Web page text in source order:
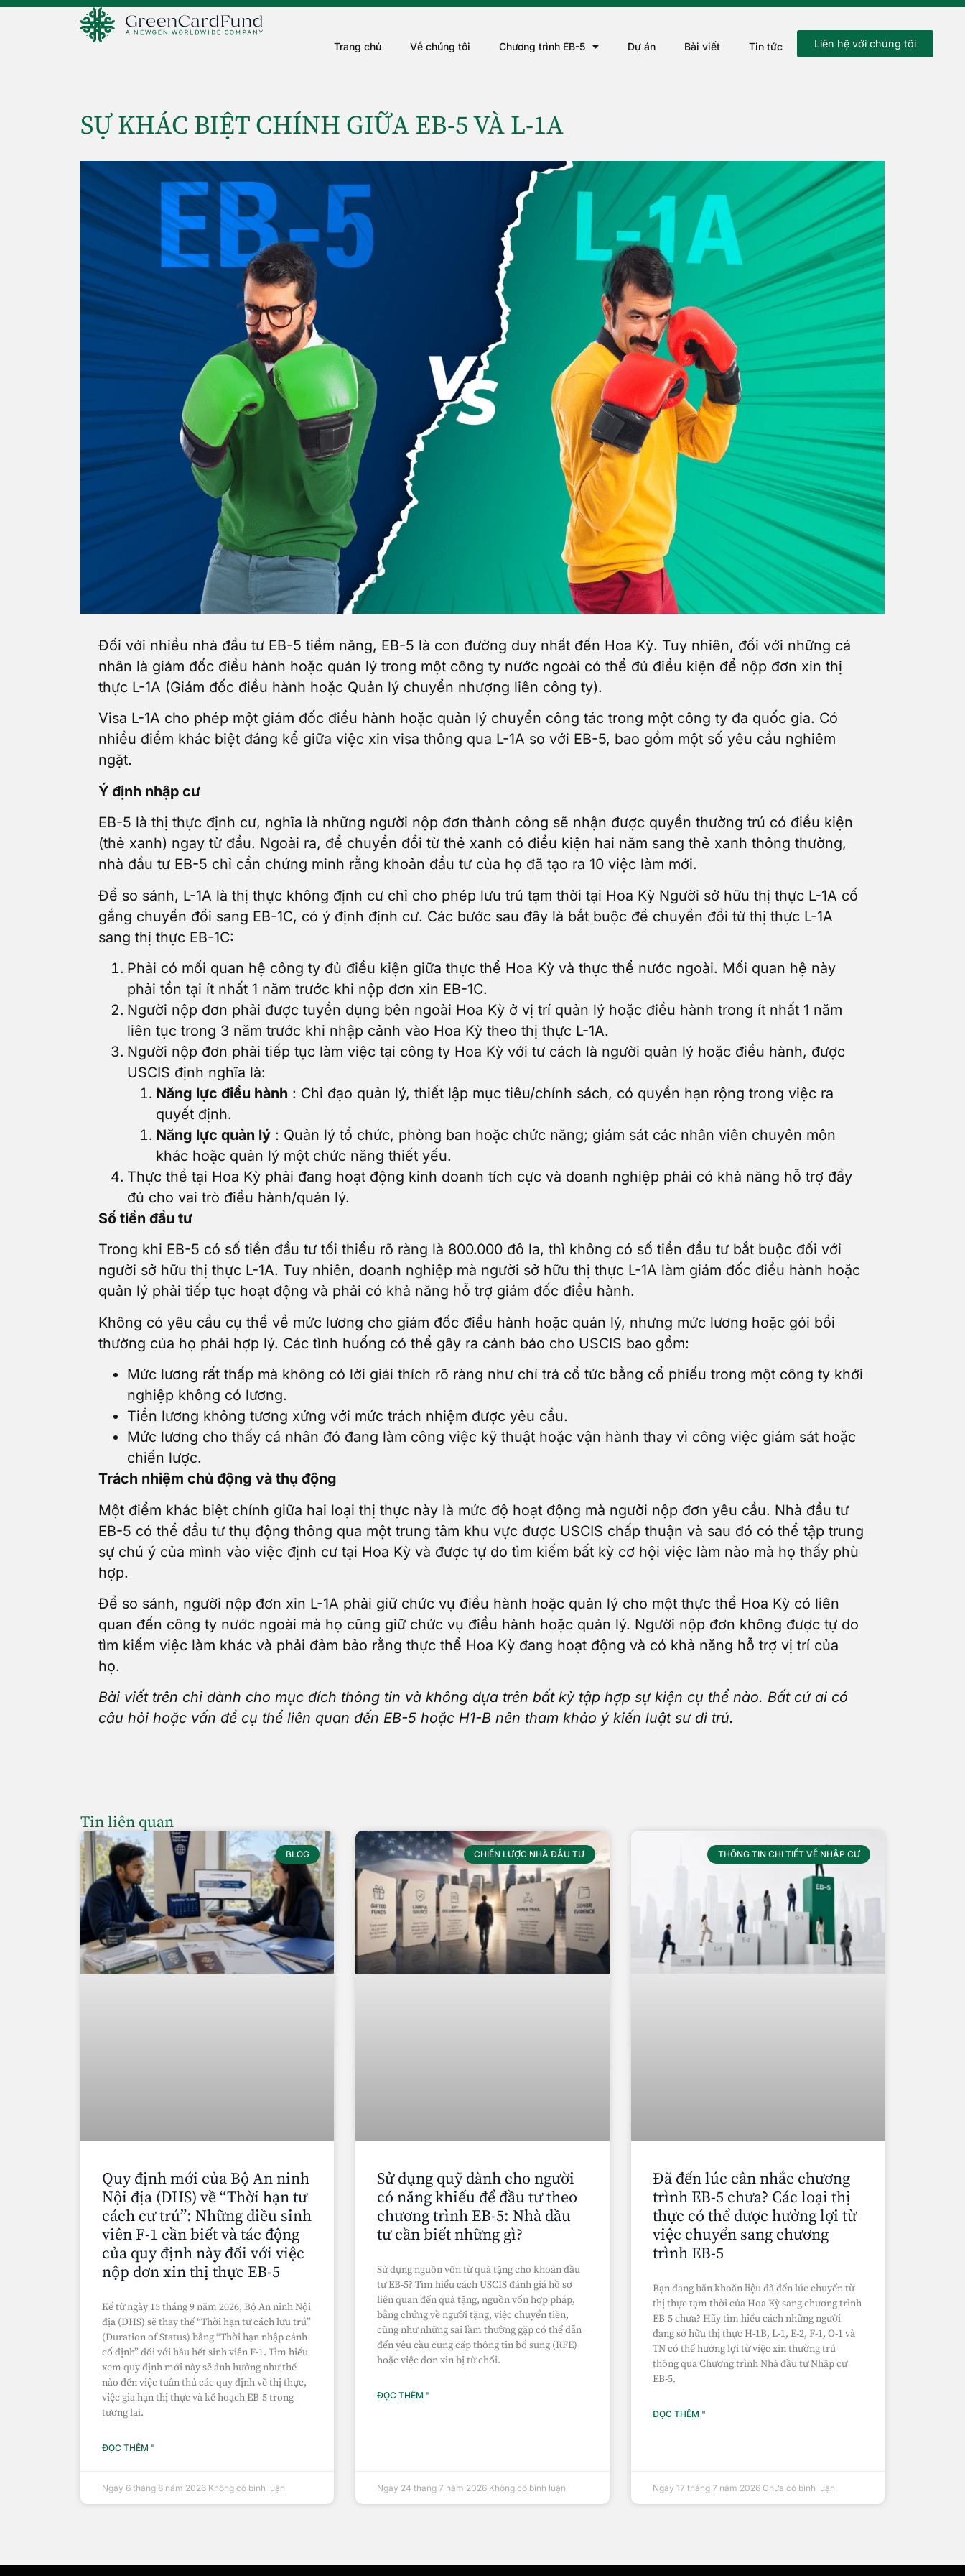
Trang chủ Về chúng tôi Chương trình EB-5 Dự án Bài viết Tin tức Liên hệ với chúng tôi
SỰ KHÁC BIỆT CHÍNH GIỮA EB-5 VÀ L-1A
Đối với nhiều nhà đầu tư EB-5 tiềm năng, EB-5 là con đường duy nhất đến Hoa Kỳ. Tuy nhiên, đối với những cá
nhân là giám đốc điều hành hoặc quản lý trong một công ty nước ngoài có thể đủ điều kiện để nộp đơn xin thị
thực L-1A (Giám đốc điều hành hoặc Quản lý chuyển nhượng liên công ty).
Visa L-1A cho phép một giám đốc điều hành hoặc quản lý chuyển công tác trong một công ty đa quốc gia. Có
nhiều điểm khác biệt đáng kể giữa việc xin visa thông qua L-1A so với EB-5, bao gồm một số yêu cầu nghiêm
ngặt.
Ý định nhập cư
EB-5 là thị thực định cư, nghĩa là những người nộp đơn thành công sẽ nhận được quyền thường trú có điều kiện
(thẻ xanh) ngay từ đầu. Ngoài ra, để chuyển đổi từ thẻ xanh có điều kiện hai năm sang thẻ xanh thông thường,
nhà đầu tư EB-5 chỉ cần chứng minh rằng khoản đầu tư của họ đã tạo ra 10 việc làm mới.
Để so sánh, L-1A là thị thực không định cư chỉ cho phép lưu trú tạm thời tại Hoa Kỳ Người sở hữu thị thực L-1A cố
gắng chuyển đổi sang EB-1C, có ý định định cư. Các bước sau đây là bắt buộc để chuyển đổi từ thị thực L-1A
sang thị thực EB-1C:
Phải có mối quan hệ công ty đủ điều kiện giữa thực thể Hoa Kỳ và thực thể nước ngoài. Mối quan hệ này
phải tồn tại ít nhất 1 năm trước khi nộp đơn xin EB-1C.
Người nộp đơn phải được tuyển dụng bên ngoài Hoa Kỳ ở vị trí quản lý hoặc điều hành trong ít nhất 1 năm
liên tục trong 3 năm trước khi nhập cảnh vào Hoa Kỳ theo thị thực L-1A.
Người nộp đơn phải tiếp tục làm việc tại công ty Hoa Kỳ với tư cách là người quản lý hoặc điều hành, được
USCIS định nghĩa là:
Năng lực điều hành : Chỉ đạo quản lý, thiết lập mục tiêu/chính sách, có quyền hạn rộng trong việc ra
quyết định.
Năng lực quản lý : Quản lý tổ chức, phòng ban hoặc chức năng; giám sát các nhân viên chuyên môn
khác hoặc quản lý một chức năng thiết yếu.
Thực thể tại Hoa Kỳ phải đang hoạt động kinh doanh tích cực và doanh nghiệp phải có khả năng hỗ trợ đầy
đủ cho vai trò điều hành/quản lý.
Số tiền đầu tư
Trong khi EB-5 có số tiền đầu tư tối thiểu rõ ràng là 800.000 đô la, thì không có số tiền đầu tư bắt buộc đối với
người sở hữu thị thực L-1A. Tuy nhiên, doanh nghiệp mà người sở hữu thị thực L-1A làm giám đốc điều hành hoặc
quản lý phải tiếp tục hoạt động và phải có khả năng hỗ trợ giám đốc điều hành.
Không có yêu cầu cụ thể về mức lương cho giám đốc điều hành hoặc quản lý, nhưng mức lương hoặc gói bồi
thường của họ phải hợp lý. Các tình huống có thể gây ra cảnh báo cho USCIS bao gồm:
Mức lương rất thấp mà không có lời giải thích rõ ràng như chỉ trả cổ tức bằng cổ phiếu trong một công ty khởi
nghiệp không có lương.
Tiền lương không tương xứng với mức trách nhiệm được yêu cầu.
Mức lương cho thấy cá nhân đó đang làm công việc kỹ thuật hoặc vận hành thay vì công việc giám sát hoặc
chiến lược.
Trách nhiệm chủ động và thụ động
Một điểm khác biệt chính giữa hai loại thị thực này là mức độ hoạt động mà người nộp đơn yêu cầu. Nhà đầu tư
EB-5 có thể đầu tư thụ động thông qua một trung tâm khu vực được USCIS chấp thuận và sau đó có thể tập trung
sự chú ý của mình vào việc định cư tại Hoa Kỳ và được tự do tìm kiếm bất kỳ cơ hội việc làm nào mà họ thấy phù
hợp.
Để so sánh, người nộp đơn xin L-1A phải giữ chức vụ điều hành hoặc quản lý cho một thực thể Hoa Kỳ có liên
quan đến công ty nước ngoài mà họ cũng giữ chức vụ điều hành hoặc quản lý. Người nộp đơn không được tự do
tìm kiếm việc làm khác và phải đảm bảo rằng thực thể Hoa Kỳ đang hoạt động và có khả năng hỗ trợ vị trí của
họ.
Bài viết trên chỉ dành cho mục đích thông tin và không dựa trên bất kỳ tập hợp sự kiện cụ thể nào. Bất cứ ai có
câu hỏi hoặc vấn đề cụ thể liên quan đến EB-5 hoặc H1-B nên tham khảo ý kiến luật sư di trú.
Tin liên quan
BLOG
Quy định mới của Bộ An ninh
Nội địa (DHS) về “Thời hạn tư
cách cư trú”: Những điều sinh
viên F-1 cần biết và tác động
của quy định này đối với việc
nộp đơn xin thị thực EB-5
Kể từ ngày 15 tháng 9 năm 2026, Bộ An ninh Nội
địa (DHS) sẽ thay thế “Thời hạn tư cách lưu trú”
(Duration of Status) bằng “Thời hạn nhập cảnh
cố định” đối với hầu hết sinh viên F-1. Tìm hiểu
xem quy định mới này sẽ ảnh hưởng như thế
nào đến việc tuân thủ các quy định về thị thực,
việc gia hạn thị thực và kế hoạch EB-5 trong
tương lai.
ĐỌC THÊM "
Ngày 6 tháng 8 năm 2026 Không có bình luận
CHIẾN LƯỢC NHÀ ĐẦU TƯ
Sử dụng quỹ dành cho người
có năng khiếu để đầu tư theo
chương trình EB-5: Nhà đầu
tư cần biết những gì?
Sử dụng nguồn vốn từ quà tặng cho khoản đầu
tư EB-5? Tìm hiểu cách USCIS đánh giá hồ sơ
liên quan đến quà tặng, nguồn vốn hợp pháp,
bằng chứng về người tặng, việc chuyển tiền,
cũng như những sai lầm thường gặp có thể dẫn
đến yêu cầu cung cấp thông tin bổ sung (RFE)
hoặc việc đơn xin bị từ chối.
ĐỌC THÊM "
Ngày 24 tháng 7 năm 2026 Không có bình luận
THÔNG TIN CHI TIẾT VỀ NHẬP CƯ
Đã đến lúc cân nhắc chương
trình EB-5 chưa? Các loại thị
thực có thể được hưởng lợi từ
việc chuyển sang chương
trình EB-5
Bạn đang băn khoăn liệu đã đến lúc chuyển từ
thị thực tạm thời của Hoa Kỳ sang chương trình
EB-5 chưa? Hãy tìm hiểu cách những người
đang sở hữu thị thực H-1B, L-1, E-2, F-1, O-1 và
TN có thể hưởng lợi từ việc xin thường trú
thông qua Chương trình Nhà đầu tư Nhập cư
EB-5.
ĐỌC THÊM "
Ngày 17 tháng 7 năm 2026 Chưa có bình luận